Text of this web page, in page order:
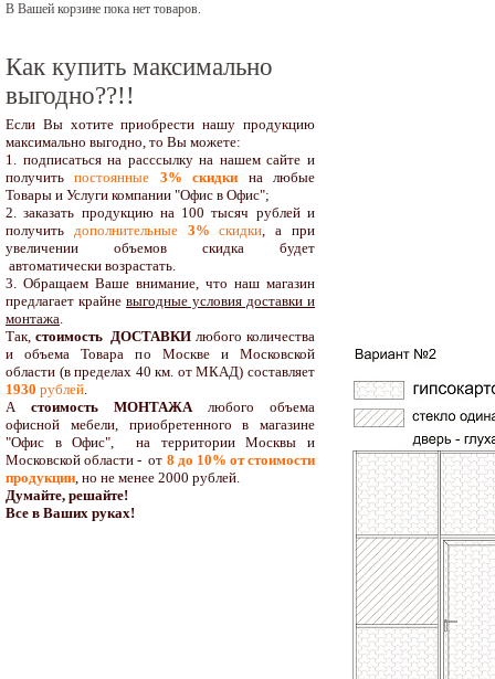
В Вашей корзине пока нет товаров.
Как купить максимально
выгодно??!!
Если Вы хотите приобрести нашу продукцию
максимально выгодно, то Вы можете:
1. подписаться на расссылку на нашем сайте и
получитьпостоянные 3% скидки на любые
Товары и Услуги компании "Офис в Офис";
2. заказать продукцию на 100 тысяч рублей и
получить дополнительные3% скидки, а при
увеличении объемов скидка будет
автоматически возрастать.
3. Обращаем Ваше внимание, что наш магазин
предлагает крайне выгодные условия доставки и
монтажа.
Так, стоимость ДОСТАВКИлюбого количества
и объема Товара по Москве и Московской
области (в пределах 40 км. от МКАД) составляет
1930 рублей.
А стоимость МОНТАЖАлюбого объема
офисной мебели, приобретенного в магазине
"Офис в Офис", на территории Москвы и
Московской области - от 8 до 10% от стоимости
продукции, но не менее 2000 рублей.
Думайте, решайте!
Все в Ваших руках!